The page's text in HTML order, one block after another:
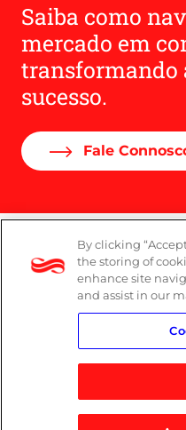
Saiba como
mercado em
transformando
sucesso.
Fale
Política
Política do
By clicking
the storing of
enhance site
and assist in our